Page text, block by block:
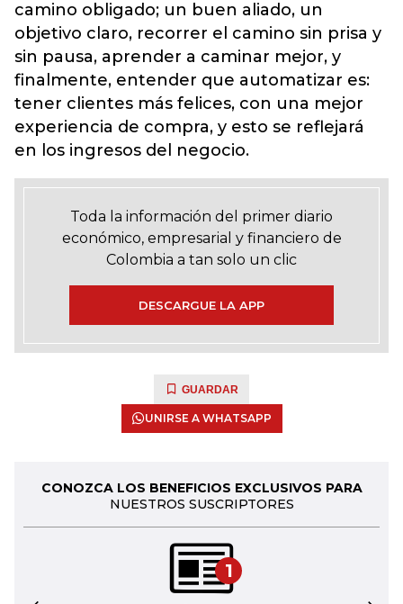
camino obligado; un buen aliado, un
objetivo claro, recorrer el camino sin prisa y
sin pausa, aprender a caminar mejor, y
finalmente, entender que automatizar es:
tener clientes más felices, con una mejor
experiencia de compra, y esto se reflejará
en los ingresos del negocio.
Toda la información del primer diario
económico, empresarial y financiero de
Colombia a tan solo un clic
DESCARGUE LA APP
GUARDAR
UNIRSE A WHATSAPP
CONOZCA LOS BENEFICIOS EXCLUSIVOS PARA
NUESTROS SUSCRIPTORES
1